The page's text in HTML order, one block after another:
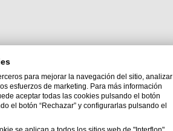
SAPI DE CV
para mejorar la navegación del sitio, analizar
esfuerzos de marketing. Para más información
aceptar todas las cookies pulsando el botón
el botón “Rechazar” y configurarlas pulsando el